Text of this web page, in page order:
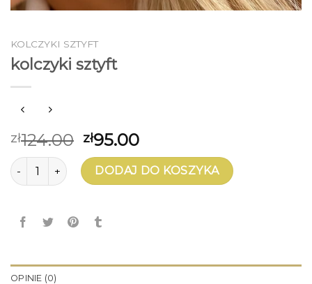
KOLCZYKI SZTYFT
kolczyki sztyft
zł124.00 zł95.00
ilość kolczyki sztyftDODAJ DO KOSZYKA
OPINIE (0)